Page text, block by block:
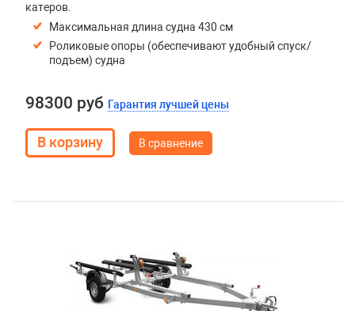
катеров.
Максимальная длина судна 430 см
Роликовые опоры (обеспечивают удобный спуск/
подъем) судна
98300 руб Гарантия лучшей цены
В сравнение